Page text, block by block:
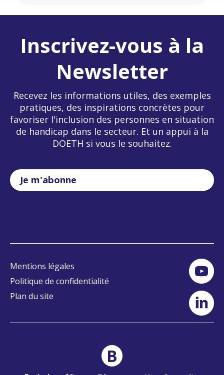
Inscrivez-vous à la
Newsletter
Recevez les informations utiles, des exemples
pratiques, des inspirations concrètes pour
favoriser l'inclusion des personnes en situation
de handicap dans le secteur. Et un appui à la
DOETH si vous le souhaitez.
Je m'abonne
Mentions légales
Politique de confidentialité
Plan du site
B